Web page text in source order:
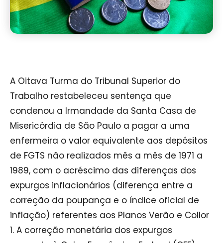
A Oitava Turma do Tribunal Superior do
Trabalho restabeleceu sentença que
condenou a Irmandade da Santa Casa de
Misericórdia de São Paulo a pagar a uma
enfermeira o valor equivalente aos depósitos
de FGTS não realizados mês a mês de 1971 a
1989, com o acréscimo das diferenças dos
expurgos inflacionários (diferença entre a
correção da poupança e o índice oficial de
inflação) referentes aos Planos Verão e Collor
1. A correção monetária dos expurgos